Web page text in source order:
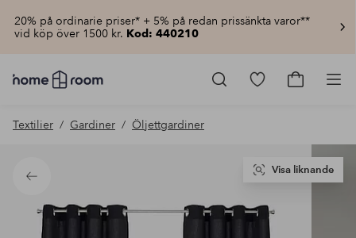
20% på ordinarie priser* + 5% på redan prissänkta varor**
vid köp över 1500 kr. Kod: 440210
Homeroom
–
hemmet
pris
Gå
Gå
Textilier Gardiner Öljettgardiner
Tillbaka
Visa liknande